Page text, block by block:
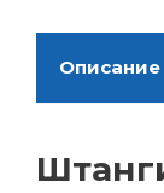
Описание